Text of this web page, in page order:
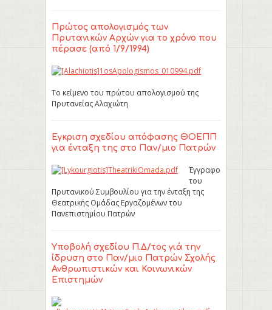
Πρώτος απολογισμός των
Πρυτανικών Αρχών για το χρόνο που
πέρασε (από 1/9/1994)
Το κείμενο του πρώτου απολογισμού της
Πρυτανείας Αλαχιώτη
Έγκριση σχεδίου απόφασης ΘΟΕΠΠ
για ένταξη της στο Παν/μιο Πατρών
Έγγραφο
του
Πρυτανικού Συμβουλίου για την ένταξη της
Θεατρικής Ομάδας Εργαζομένων του
Πανεπιστημίου Πατρών
Υποβολή σχεδίου Π.Δ/τος γιά την
ίδρυση στο Παν/μιο Πατρών Σχολής
Ανθρωπιστικών και Κοινωνικών
Επιστημών